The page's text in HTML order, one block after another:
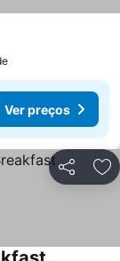
Ver preços
Partilhar